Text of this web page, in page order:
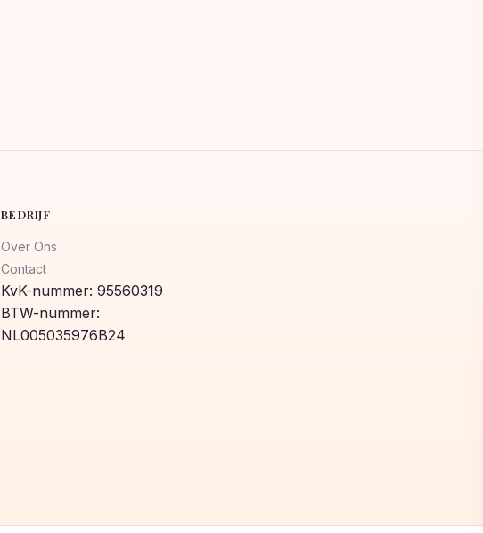
BEDRIJF
Over Ons
Contact
KvK-nummer: 95560319
BTW-nummer:
NL005035976B24